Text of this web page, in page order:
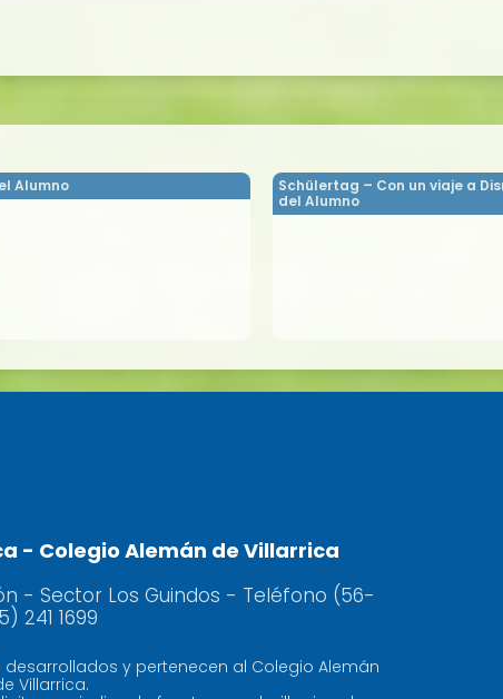
Alumno
Schülertag – Con un viaje a
del Alumno
- Colegio Alemán de Villarrica
- Sector Los Guindos - Teléfono (56-
241 1699
y pertenecen al Colegio Alemán
Villarrica.